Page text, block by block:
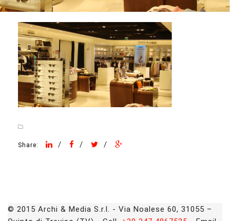
Share: / / /
© 2015 Archi & Media S.r.l. - Via Noalese 60, 31055 –